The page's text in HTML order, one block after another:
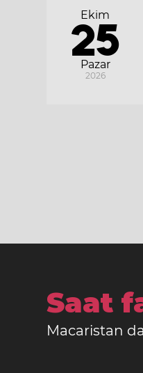
Pazar
Ekim
25
2026
Saat
Macaristan